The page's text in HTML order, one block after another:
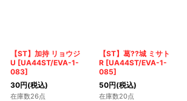
【ST】加持 リョウジ
U [UA44ST/EVA-1-
083]
30円(税込)
在庫数26点
【ST】葛??城 ミサト
R [UA44ST/EVA-1-
085]
50円(税込)
在庫数20点